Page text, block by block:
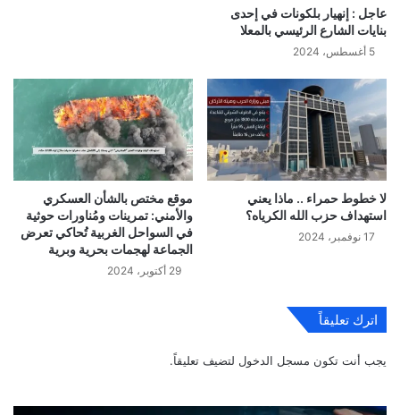
عاجل : إنهيار بلكونات في إحدى
بنايات الشارع الرئيسي بالمعلا
5 أغسطس، 2024
لا خطوط حمراء .. ماذا يعني
استهداف حزب الله الكرياه؟
17 نوفمبر، 2024
موقع مختص بالشأن العسكري
والأمني: تمرينات ومُناورات حوثية
في السواحل الغربية تُحاكي تعرض
الجماعة لهجمات بحرية وبرية
29 أكتوبر، 2024
اترك تعليقاً
يجب أنت تكون مسجل الدخول لتضيف تعليقاً.